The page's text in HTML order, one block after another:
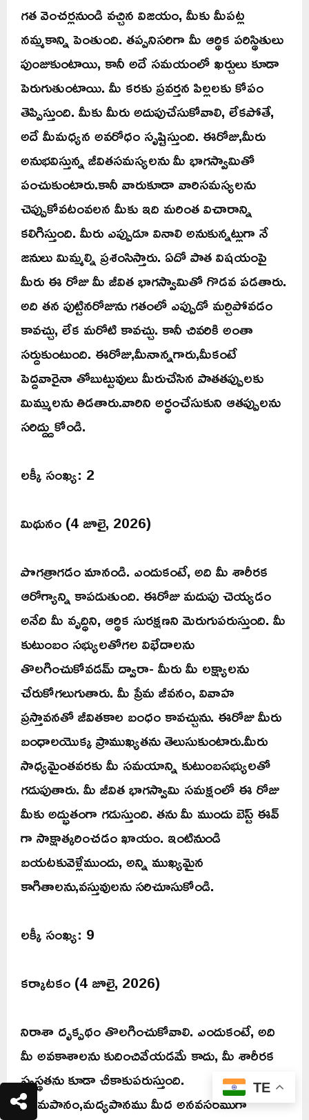
గత వెంచర్లనుండి వచ్చిన విజయం, మీకు మీపట్ల
నమ్మకాన్ని పెంతుంది. తప్పనిసరిగా మీ ఆర్థిక పరిస్థితులు
పుంజుకుంటాయి, కానీ అదే సమయంలో ఖర్చులు కూడా
పెరుగుతుంటాయి. మీ కరకు ప్రవర్తన పిల్లలకు కోపం
తెప్పిస్తుంది. మీకు మీరు అదుపుచేసుకోవాలి, లేకపోతే,
అదే మీమధ్యన అవరోధం సృష్టిస్తుంది. ఈరోజు,మీరు
అనుభవిస్తున్న జీవితసమస్యలను మీ భాగస్వామితో
పంచుకుంటారు.కానీ వారుకూడా వారిసమస్యలను
చెప్పుకోవటంవలన మీకు ఇది మరింత విచారాన్ని
కలిగిస్తుంది. మీరు ఎప్పుడూ వినాలి అనుకున్నట్లుగా నే
జనులు మిమ్మల్ని ప్రశంసిస్తారు. ఏదో పాత విషయంపై
మీరు ఈ రోజు మీ జీవిత భాగస్వామితో గొడవ పడతారు.
అది తన పుట్టినరోజును గతంలో ఎప్పుడో మర్చిపోవడం
కావచ్చు, లేక మరోటి కావచ్చు. కానీ చివరికి అంతా
సర్దుకుంటుంది. ఈరోజు,మీనాన్నగారు,మీకంటే
పెద్దవారైనా తోబుట్టువులు మీరుచేసిన పాతతప్పులకు
మిమ్ములను తిడతారు.వారిని అర్ధంచేసుకుని ఆతప్పులను
సరిద్ద్దుకోండి.
లక్కీ సంఖ్య: 2
మిథునం (4 జూలై, 2026)
పొగత్రాగడం మానండి. ఎందుకంటే, అది మీ శారీరక
ఆరోగ్యాన్ని కాపడుతుంది. ఈరోజు మదుపు చెయ్యడం
అనేది మీ వృద్ధిని, ఆర్థిక సురక్షణని మెరుగుపరుస్తుంది. మీ
కుటుంబం సభ్యులతోగల విభేదాలను
తొలగించుకోవడమ్ ద్వారా- మీరు మీ లక్ష్యాలను
చేరుకోగలుగుతారు. మీ ప్రేమ జీవనం, వివాహ
ప్రస్తావనతో జీవితకాల బంధం కావచ్చును. ఈరోజు మీరు
బంధాలయొక్క ప్రాముఖ్యతను తెలుసుకుంటారు.మీరు
సాధ్యమైంతవరకు మీ సమయాన్ని కుటుంబసభ్యులతో
గడుపుతారు. మీ జీవిత భాగస్వామి సమక్షంలో ఈ రోజు
మీకు అద్భుతంగా గడుస్తుంది. తను మీ ముందు బెస్ట్ ఈవ్
గా సాక్షాత్కరించడం ఖాయం. ఇంటినుండి
బయటకువెళ్లేముందు, అన్ని ముఖ్యమైన
కాగితాలను,వస్తువులను సరిచూసుకోండి.
లక్కీ సంఖ్య: 9
కర్కాటకం (4 జూలై, 2026)
నిరాశా దృక్పథం తొలగించుకోవాలి. ఎందుకంటే, అది
మీ అవకాశాలను కుదించివేయడమే కాదు, మీ శారీరక
స్వస్థతను కూడా చీకాకుపరుస్తుంది.
ధూమపానం,మద్యపానము మీద అనవసరముగా
TE